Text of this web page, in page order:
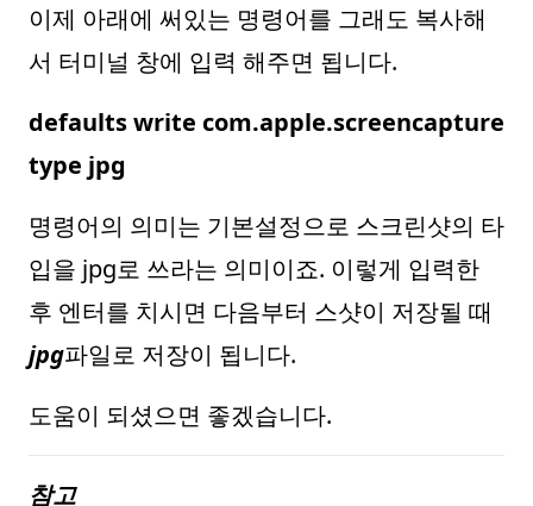
이제 아래에 써있는 명령어를 그래도 복사해
서 터미널 창에 입력 해주면 됩니다.
defaults write com.apple.screencapture
type jpg
명령어의 의미는 기본설정으로 스크린샷의 타
입을 jpg로 쓰라는 의미이죠. 이렇게 입력한
후 엔터를 치시면 다음부터 스샷이 저장될 때
jpg파일로 저장이 됩니다.
도움이 되셨으면 좋겠습니다.
참고